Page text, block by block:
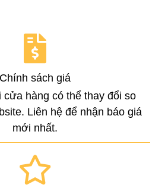
Chính sách giá
cửa hàng có thể thay đổi so
Liên hệ để nhận báo giá
mới nhất.